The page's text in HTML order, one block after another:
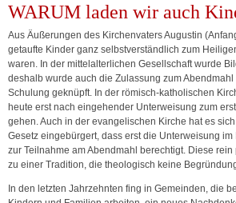
WARUM laden wir auch
Aus Äußerungen des Kirchenvaters Augustin
getaufte Kinder ganz selbstverständlich zum
waren. In der mittelalterlichen Gesellschaft wurde
deshalb wurde auch die Zulassung zum
Schulung geknüpft. In der römisch-katholischen
heute erst nach eingehender Unterweisung zum
gehen. Auch in der evangelischen Kirche hat es
Gesetz eingebürgert, dass erst die Unterweisung
zur Teilnahme am Abendmahl berechtigt. Diese
zu einer Tradition, die theologisch keine
In den letzten Jahrzehnten fing in Gemeinden, die